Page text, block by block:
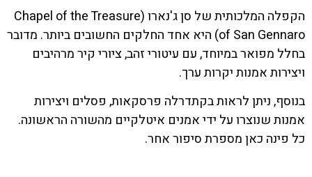
הקפלה המלכותית של סן ג'נארו (Chapel of the Treasure
of San Gennaro) היא אחד החלקים החשובים ביותר. מדובר
בחלל מפואר במיוחד, עם עיטורי זהב, ציורי קיר מרהיבים
ויצירות אמנות יקרות ערך.
בנוסף, ניתן לראות בקתדרלה פרסקאות, פסלים ויצירות
אמנות שנוצרו על ידי אמנים איטלקיים מהשורה הראשונה.
כל פינה כאן מספרת סיפור אחר.